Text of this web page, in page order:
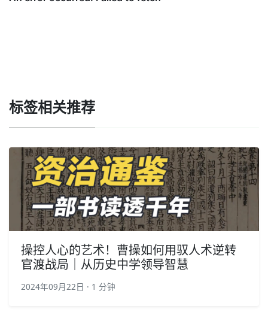
标签相关推荐
操控人心的艺术！曹操如何用驭人术逆转
官渡战局｜从历史中学领导智慧
2024年09月22日 · 1 分钟